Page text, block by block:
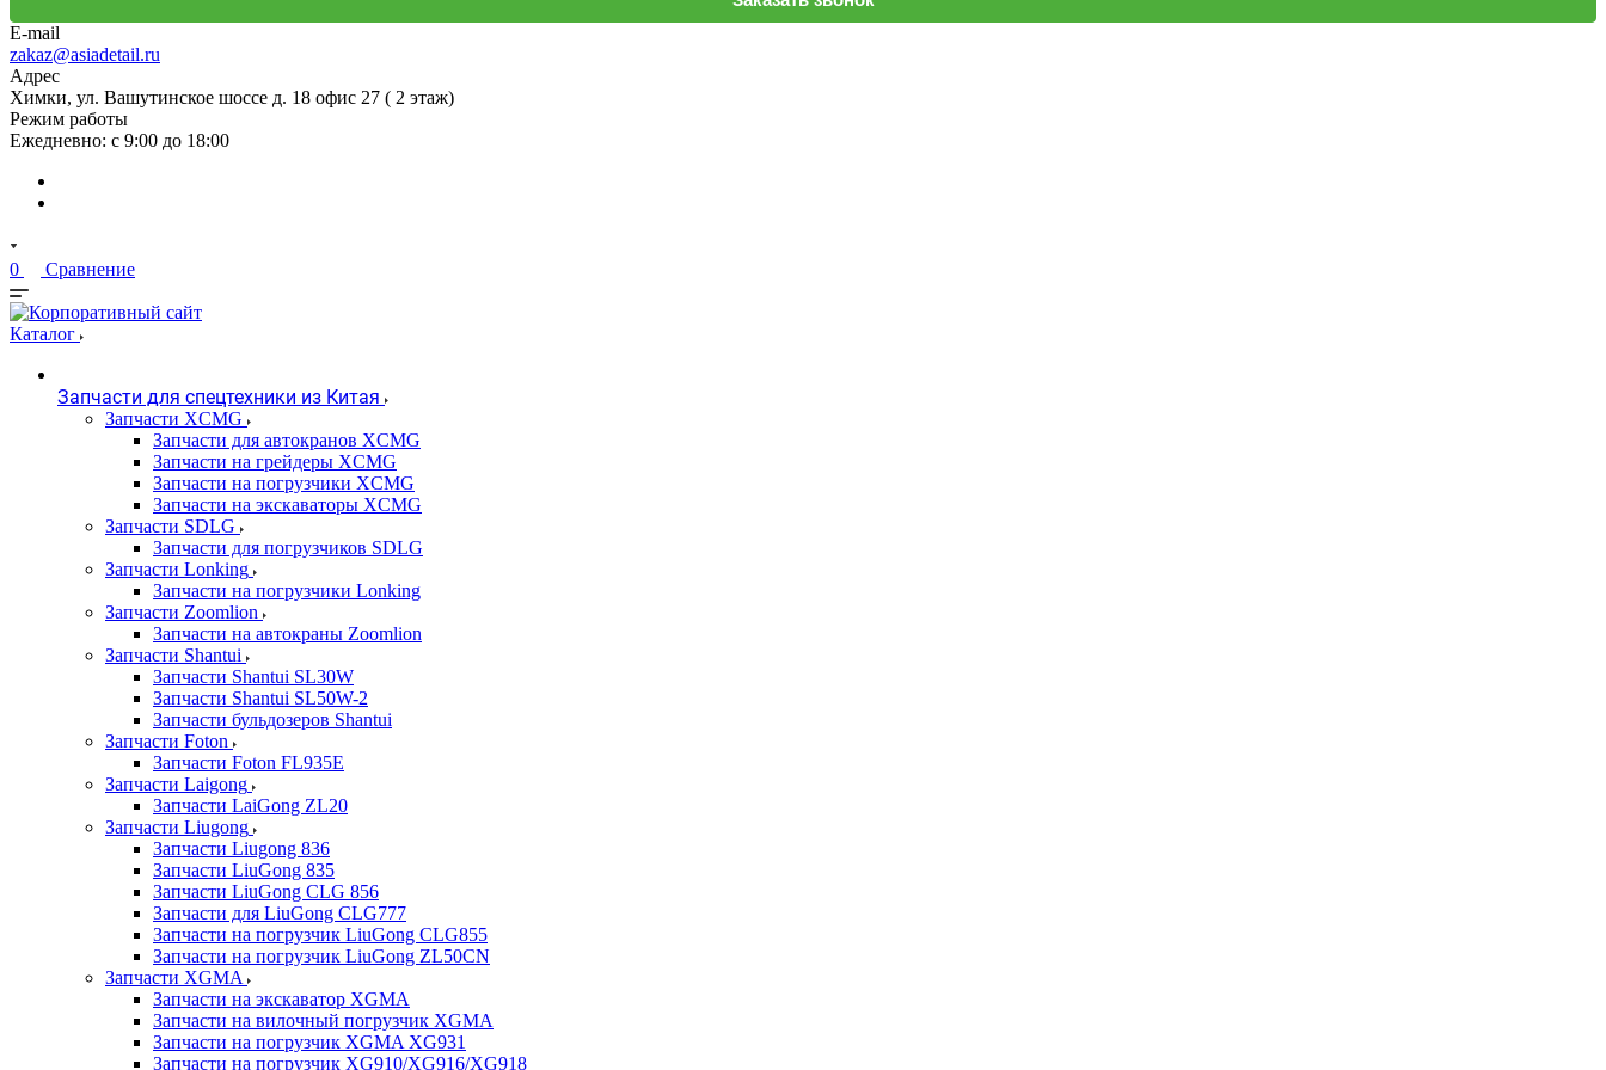
E-mail
zakaz@asiadetail.ru
Адрес
Химки, ул. Вашутинское шоссе д. 18 офис 27 ( 2 этаж)
Режим работы
Ежедневно: с 9:00 до 18:00
0 Сравнение
Каталог
Запчасти для спецтехники из Китая
Запчасти XCMG
Запчасти для автокранов XCMG
Запчасти на грейдеры XCMG
Запчасти на погрузчики XCMG
Запчасти на экскаваторы XCMG
Запчасти SDLG
Запчасти для погрузчиков SDLG
Запчасти Lonking
Запчасти на погрузчики Lonking
Запчасти Zoomlion
Запчасти на автокраны Zoomlion
Запчасти Shantui
Запчасти Shantui SL30W
Запчасти Shantui SL50W-2
Запчасти бульдозеров Shantui
Запчасти Foton
Запчасти Foton FL935E
Запчасти Laigong
Запчасти LaiGong ZL20
Запчасти Liugong
Запчасти Liugong 836
Запчасти LiuGong 835
Запчасти LiuGong CLG 856
Запчасти для LiuGong CLG777
Запчасти на погрузчик LiuGong CLG855
Запчасти на погрузчик LiuGong ZL50CN
Запчасти XGMA
Запчасти на экскаватор XGMA
Запчасти на вилочный погрузчик XGMA
Запчасти на погрузчик XGMA XG931
Запчасти на погрузчик XG910/XG916/XG918